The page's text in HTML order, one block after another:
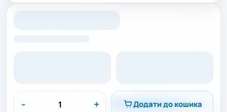
- + Додати до кошика